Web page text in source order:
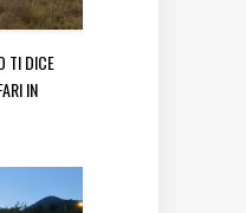
TI DICE
IN